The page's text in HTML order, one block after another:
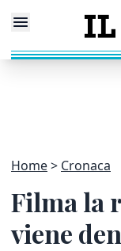
Home Cronaca
Filma la
viene